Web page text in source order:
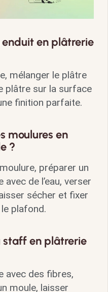
en plâtrerie
mélanger le plâtre
plâtre sur la surface
finition parfaite.
moulures en
?
préparer un
de l’eau, verser
sécher et fixer
plafond.
staff en plâtrerie
avec des fibres,
moule, laisser